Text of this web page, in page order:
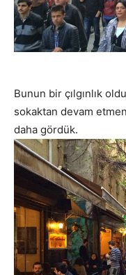
Bunun bir çılgınlık
sokaktan devam
daha gördük.